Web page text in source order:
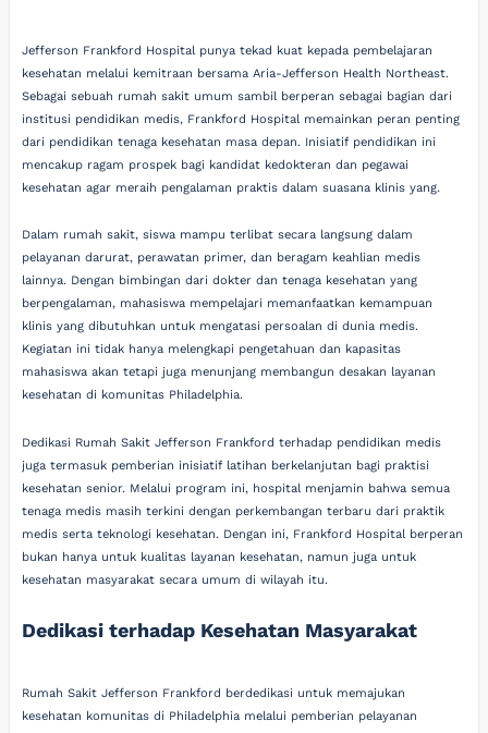
Jefferson Frankford Hospital punya tekad kuat kepada pembelajaran
kesehatan melalui kemitraan bersama Aria-Jefferson Health Northeast.
Sebagai sebuah rumah sakit umum sambil berperan sebagai bagian dari
institusi pendidikan medis, Frankford Hospital memainkan peran penting
dari pendidikan tenaga kesehatan masa depan. Inisiatif pendidikan ini
mencakup ragam prospek bagi kandidat kedokteran dan pegawai
kesehatan agar meraih pengalaman praktis dalam suasana klinis yang.
Dalam rumah sakit, siswa mampu terlibat secara langsung dalam
pelayanan darurat, perawatan primer, dan beragam keahlian medis
lainnya. Dengan bimbingan dari dokter dan tenaga kesehatan yang
berpengalaman, mahasiswa mempelajari memanfaatkan kemampuan
klinis yang dibutuhkan untuk mengatasi persoalan di dunia medis.
Kegiatan ini tidak hanya melengkapi pengetahuan dan kapasitas
mahasiswa akan tetapi juga menunjang membangun desakan layanan
kesehatan di komunitas Philadelphia.
Dedikasi Rumah Sakit Jefferson Frankford terhadap pendidikan medis
juga termasuk pemberian inisiatif latihan berkelanjutan bagi praktisi
kesehatan senior. Melalui program ini, hospital menjamin bahwa semua
tenaga medis masih terkini dengan perkembangan terbaru dari praktik
medis serta teknologi kesehatan. Dengan ini, Frankford Hospital berperan
bukan hanya untuk kualitas layanan kesehatan, namun juga untuk
kesehatan masyarakat secara umum di wilayah itu.
Dedikasi terhadap Kesehatan Masyarakat
Rumah Sakit Jefferson Frankford berdedikasi untuk memajukan
kesehatan komunitas di Philadelphia melalui pemberian pelayanan